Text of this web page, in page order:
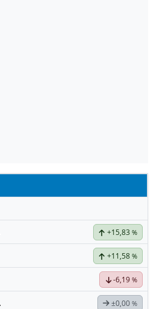
+15,83 %
+11,58 %
-6,19 %
±0,00 %